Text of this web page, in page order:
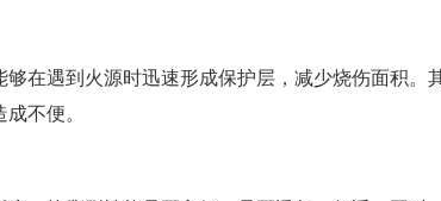
在遇到火源时迅速形成保护层，减少烧伤面积。
不便。